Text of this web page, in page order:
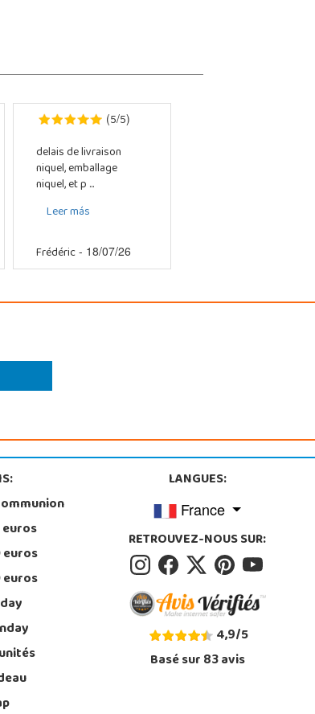
(5/5)
delais de livraison
niquel, emballage
niquel, et p ...
Leer más
Frédéric- 18/07/26
euros
euros
LANGUES:
France
RETROUVEZ-NOUS SUR:
4,9/5
Basé sur83avis